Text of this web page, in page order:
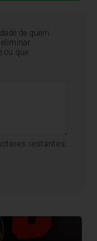
de quem
eliminar
ou que
restantes.